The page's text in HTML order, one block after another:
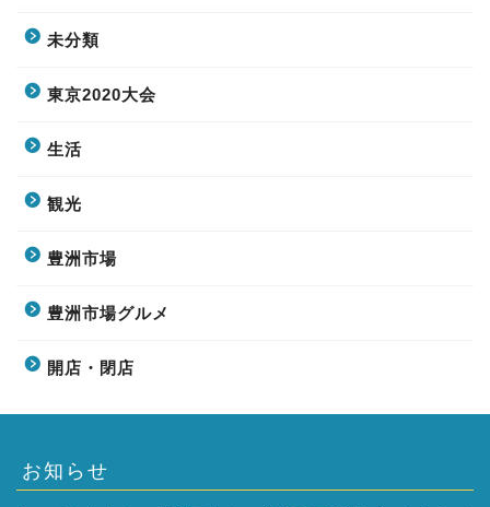
未分類
東京2020大会
生活
観光
豊洲市場
豊洲市場グルメ
開店・閉店
お知らせ